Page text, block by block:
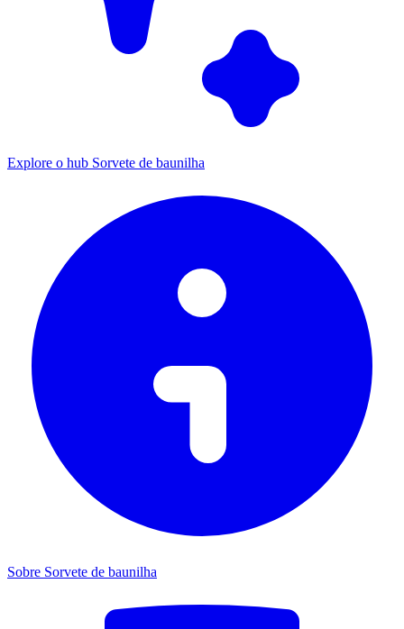
Explore o hub Sorvete de baunilha
Sobre Sorvete de baunilha